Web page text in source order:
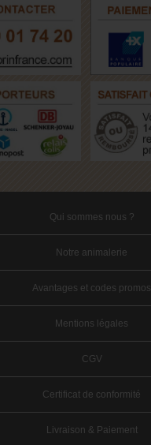
Qui sommes nous ?
Notre animalerie
Avantages et codes promos
Mentions légales
CGV
Certificat de conformité
Livraison & Paiement